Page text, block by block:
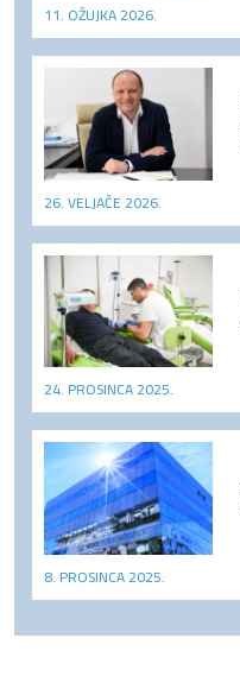
11. OŽUJKA 2026.
26. VELJAČE 2026.
24. PROSINCA 2025.
8. PROSINCA 2025.